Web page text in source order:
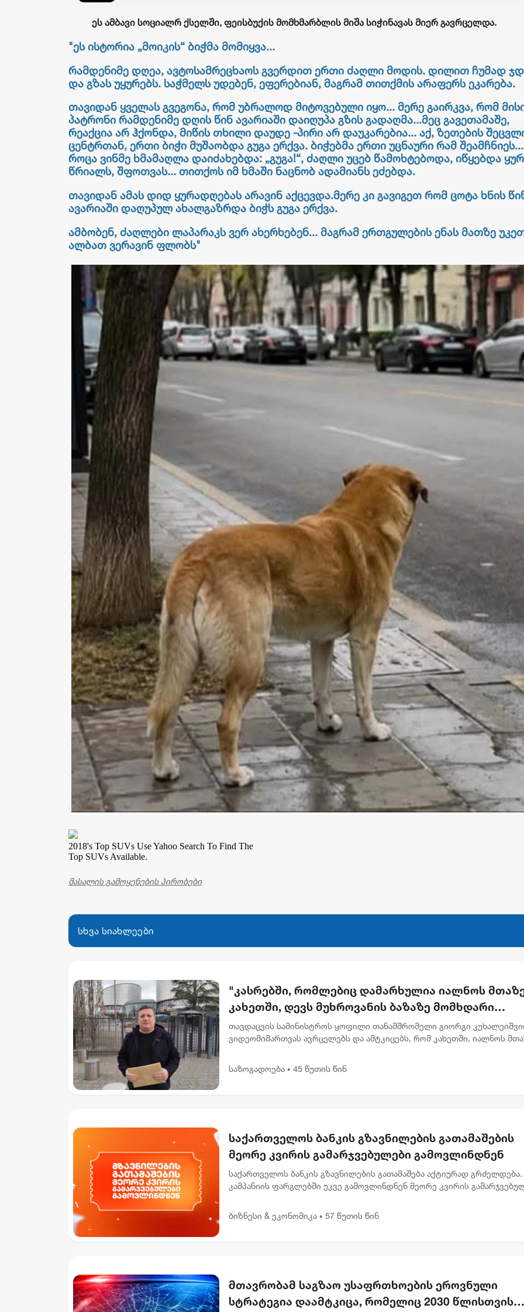
ეს ამბავი სოციალრ ქსელში, ფეისბუქის მომხმარბლის მიშა სიჭინავას მიერ გავრცელდა.
"ეს ისტორია „მოიკის“ ბიჭმა მომიყვა...
რამდენიმე დღეა, ავტოსამრეცხაოს გვერდით ერთი ძაღლი მოდის. დილით ჩუმად
და გზას უყურებს. საჭმელს უდებენ, ეფერებიან, მაგრამ თითქმის არაფერს ეკარება.
თავიდან ყველას გვეგონა, რომ უბრალოდ მიტოვებული იყო... მერე გაირკვა, რომ
პატრონი რამდენიმე დღის წინ ავარიაში დაიღუპა გზის გადაღმა...მეც გავეთამაშე,
რეაქცია არ ჰქონდა, მიწის თხილი დაუდე -პირი არ დაუკარებია... აქ, ზეთების
ცენტრთან, ერთი ბიჭი მუშაობდა გუგა ერქვა. ბიჭებმა ერთი უცნაური რამ შეამჩნიეს...
როცა ვინმე ხმამაღლა დაიძახებდა: „გუგა!“, ძაღლი უცებ წამოხტებოდა, იწყებდა
წრიალს, შფოთვას... თითქოს იმ ხმაში ნაცნობ ადამიანს ეძებდა.
თავიდან ამას დიდ ყურადღებას არავინ აქცევდა.მერე კი გავიგეთ რომ ცოტა ხნის
ავარიაში დაღუპულ ახალგაზრდა ბიჭს გუგა ერქვა.
ამბობენ, ძაღლები ლაპარაკს ვერ ახერხებენ... მაგრამ ერთგულების ენას მათზე
ალბათ ვერავინ ფლობს"
2018's Top SUVs Use Yahoo Search To Find The
Top SUVs Available.
მასალის გამოყენების პირობები
სხვა სიახლეები
"კასრებში, რომლებიც დამარხულია იალნოს
კახეთში, დევს მუხროვანის ბაზაზე მომხდარი
საიდუმლო ვიდეოჩანაწერები, რომელიც
ფარდას ახდის"
თავდაცვის სამინისტროს ყოფილი თანამშრომელი გიორგი
ვიდეომიმართვას ავრცელებს და ამტკიცებს, რომ კახეთში, იალნოს
ამბოხის ამსა...
საზოგადოება • 45 წუთის წინ
საქართველოს ბანკის გზავნილების გათამაშების
მეორე კვირის გამარჯვებულები გამოვლინდნენ
საქართველოს ბანკის გზავნილების გათამაშება აქტიურად გრძელდება.
კამპანიის ფარგლებში უკვე გამოვლინდნენ მეორე კვირის
როგ...
ბიზნესი & ეკონომიკა • 57 წუთის წინ
მთავრობამ საგზაო უსაფრთხოების ეროვნული
სტრატეგია დაამტკიცა, რომელიც 2030 წლისთვის